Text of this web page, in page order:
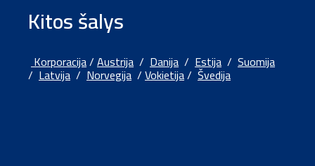
Kitos šalys
Korporacija/Austrija / Danija / Estija / Suomija
/ Latvija / Norvegija /Vokietija/ Švedija